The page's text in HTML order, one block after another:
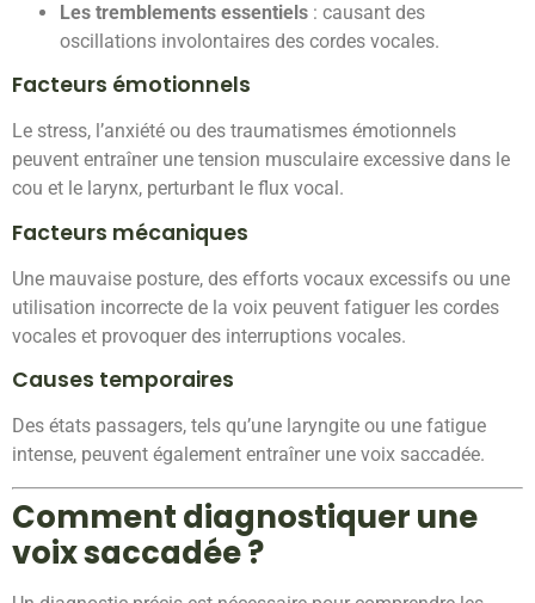
Les tremblements essentiels : causant des
oscillations involontaires des cordes vocales.
Facteurs émotionnels
Le stress, l’anxiété ou des traumatismes émotionnels
peuvent entraîner une tension musculaire excessive dans le
cou et le larynx, perturbant le flux vocal.
Facteurs mécaniques
Une mauvaise posture, des efforts vocaux excessifs ou une
utilisation incorrecte de la voix peuvent fatiguer les cordes
vocales et provoquer des interruptions vocales.
Causes temporaires
Des états passagers, tels qu’une laryngite ou une fatigue
intense, peuvent également entraîner une voix saccadée.
Comment diagnostiquer une
voix saccadée ?